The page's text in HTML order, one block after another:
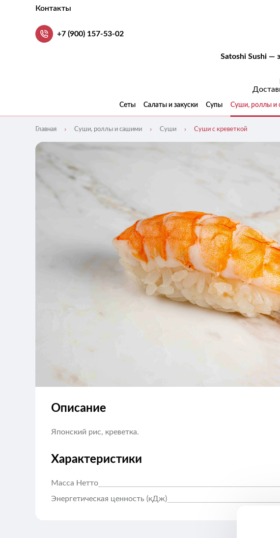
Контакты
+7 (900) 157-53-02
Satoshi Sushi —
Сеты Салаты и закуски Супы Суши, роллы и
Главная Суши, роллы и сашими Суши Суши с креветкой
Описание
Японский рис, креветка.
Характеристики
Масса Нетто
Энергетическая ценность (кДж)